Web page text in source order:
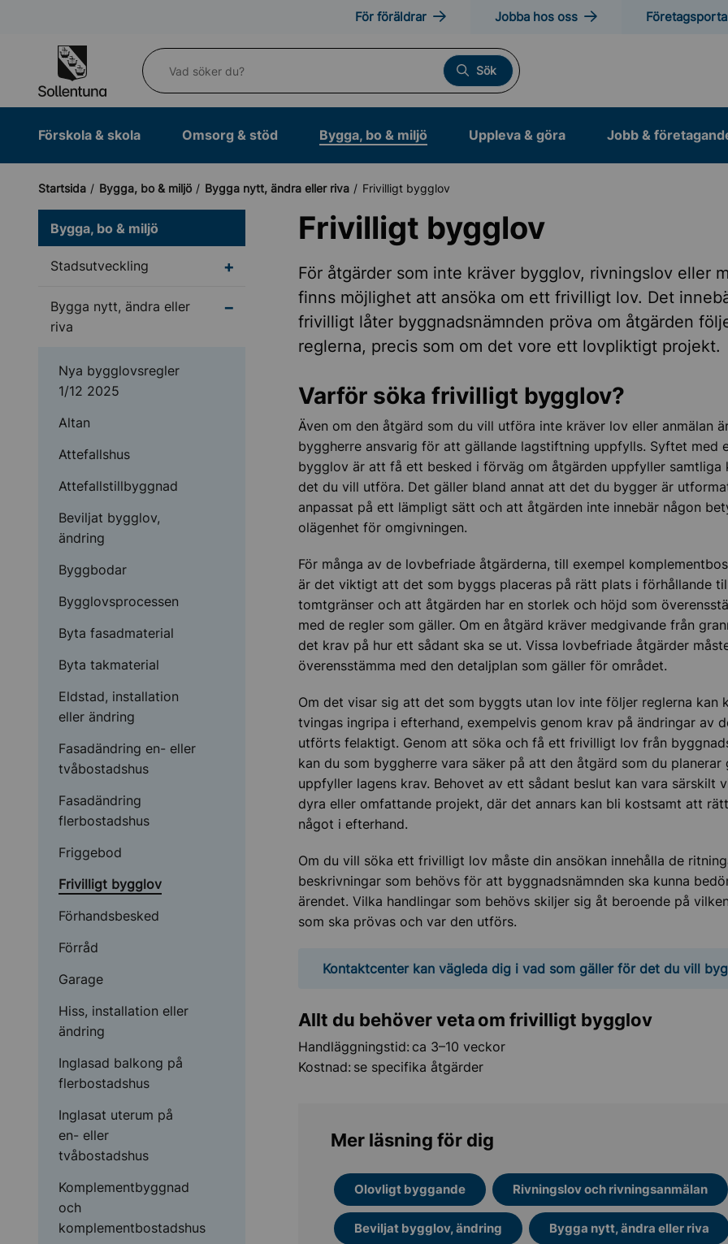
För föräldrar Jobba hos oss
Vad söker du?
Sök
Förskola & skola Omsorg & stöd Bygga, bo & miljö Uppleva & göra Jobb &
Startsida Bygga, bo & miljö Bygga nytt, ändra eller riva Frivilligt bygglov
Bygga, bo & miljö
Stadsutveckling Undermeny för Stadsutveckling
Bygga nytt, ändra eller
riva
Undermeny för Bygga nytt, ändra eller riva
Nya bygglovsregler
1/12 2025
Altan
Attefallshus
Attefallstillbyggnad
Beviljat bygglov,
ändring
Byggbodar
Bygglovsprocessen
Byta fasadmaterial
Byta takmaterial
Eldstad, installation
eller ändring
Fasadändring en- eller
tvåbostadshus
Fasadändring
flerbostadshus
Friggebod
Frivilligt bygglov
Förhandsbesked
Förråd
Garage
Hiss, installation eller
ändring
Inglasad balkong på
flerbostadshus
Inglasat uterum på
en- eller
tvåbostadshus
Komplementbyggnad
och
komplementbostadshus
Frivilligt bygglov
För åtgärder som inte kräver bygglov, rivningslov eller
finns möjlighet att ansöka om ett frivilligt lov. Det
frivilligt låter byggnadsnämnden pröva om åtgärden
reglerna, precis som om det vore ett lovpliktigt projekt.
Varför söka frivilligt bygglov?
Även om den åtgärd som du vill utföra inte kräver lov eller anmälan
byggherre ansvarig för att gällande lagstiftning uppfylls. Syftet med
bygglov är att få ett besked i förväg om åtgärden uppfyller samtliga
det du vill utföra. Det gäller bland annat att det du bygger är
anpassat på ett lämpligt sätt och att åtgärden inte innebär någon
olägenhet för omgivningen.
För många av de lovbefriade åtgärderna, till exempel
är det viktigt att det som byggs placeras på rätt plats i förhållande
tomtgränser och att åtgärden har en storlek och höjd som
med de regler som gäller. Om en åtgärd kräver medgivande från
det krav på hur ett sådant ska se ut. Vissa lovbefriade åtgärder
överensstämma med den detaljplan som gäller för området.
Om det visar sig att det som byggts utan lov inte följer reglerna kan
tvingas ingripa i efterhand, exempelvis genom krav på ändringar av
utförts felaktigt. Genom att söka och få ett frivilligt lov från
kan du som byggherre vara säker på att den åtgärd som du planerar
uppfyller lagens krav. Behovet av ett sådant beslut kan vara särskilt
dyra eller omfattande projekt, där det annars kan bli kostsamt att
något i efterhand.
Om du vill söka ett frivilligt lov måste din ansökan innehålla de
beskrivningar som behövs för att byggnadsnämnden ska kunna
ärendet. Vilka handlingar som behövs skiljer sig åt beroende på
som ska prövas och var den utförs.
Kontaktcenter kan vägleda dig i vad som gäller för det du vill
Allt du behöver veta om frivilligt bygglov
Handläggningstid: ca 3–10 veckor
Kostnad: se specifika åtgärder
Mer läsning för dig
Olovligt byggande Rivningslov och rivningsanmälan
Beviljat bygglov, ändring Bygga nytt, ändra eller riva